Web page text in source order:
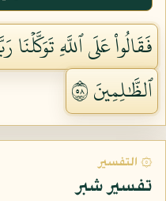
فَقَالُواْ عَلَى ٱللَّهِ
ٱلظَّٰلِمِينَ ٨٥
۞ التفسير
تفسير شبر